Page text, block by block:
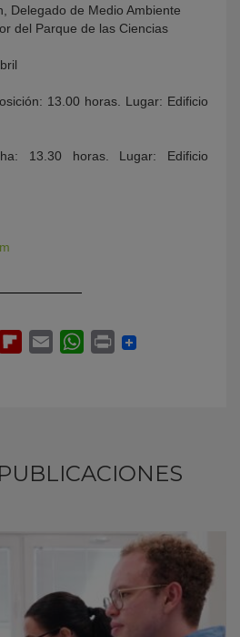
Delegado de Medio Ambiente
del Parque de las Ciencias
13.00 horas. Lugar: Edificio
13.30 horas. Lugar: Edificio